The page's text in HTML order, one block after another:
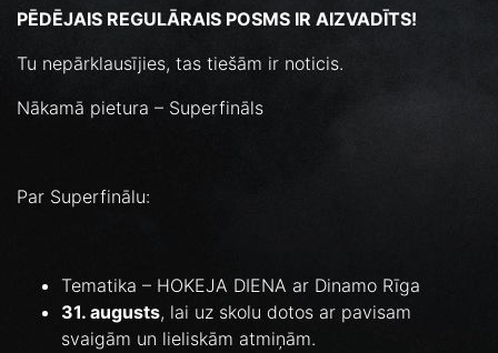
PĒDĒJAIS REGULĀRAIS POSMS IR AIZVADĪTS!
Tu nepārklausījies, tas tiešām ir noticis.
Nākamā pietura – Superfināls
Par Superfinālu:
Tematika – HOKEJA DIENA ar Dinamo Rīga
31. augusts, lai uz skolu dotos ar pavisam
svaigām un lieliskām atmiņām.